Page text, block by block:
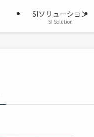
SIソリューション
SI Solution